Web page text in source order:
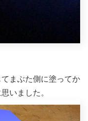
まぶた側に塗ってか
いました。